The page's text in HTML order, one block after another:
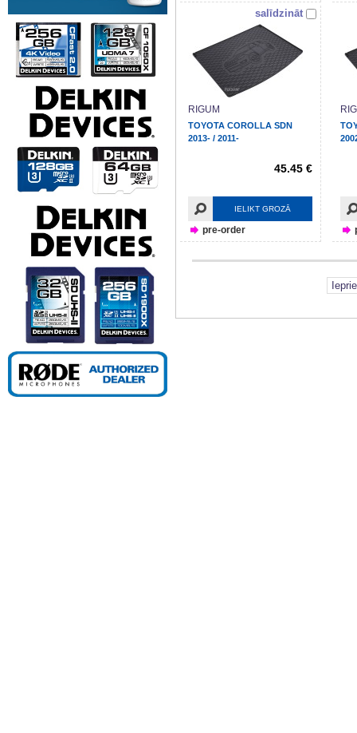
salīdzināt
RIGUM
TOYOTA COROLLA SDN
2013- / 2011-
45.45 €
IELIKT GROZĀ
pre-order